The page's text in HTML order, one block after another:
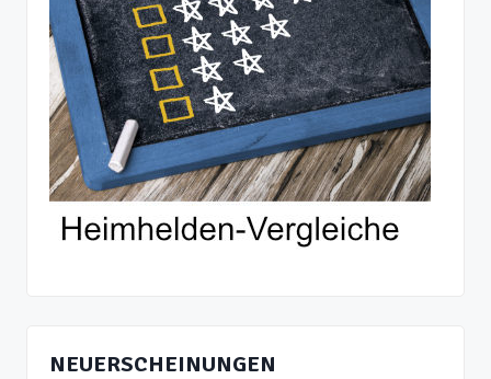
NEUERSCHEINUNGEN